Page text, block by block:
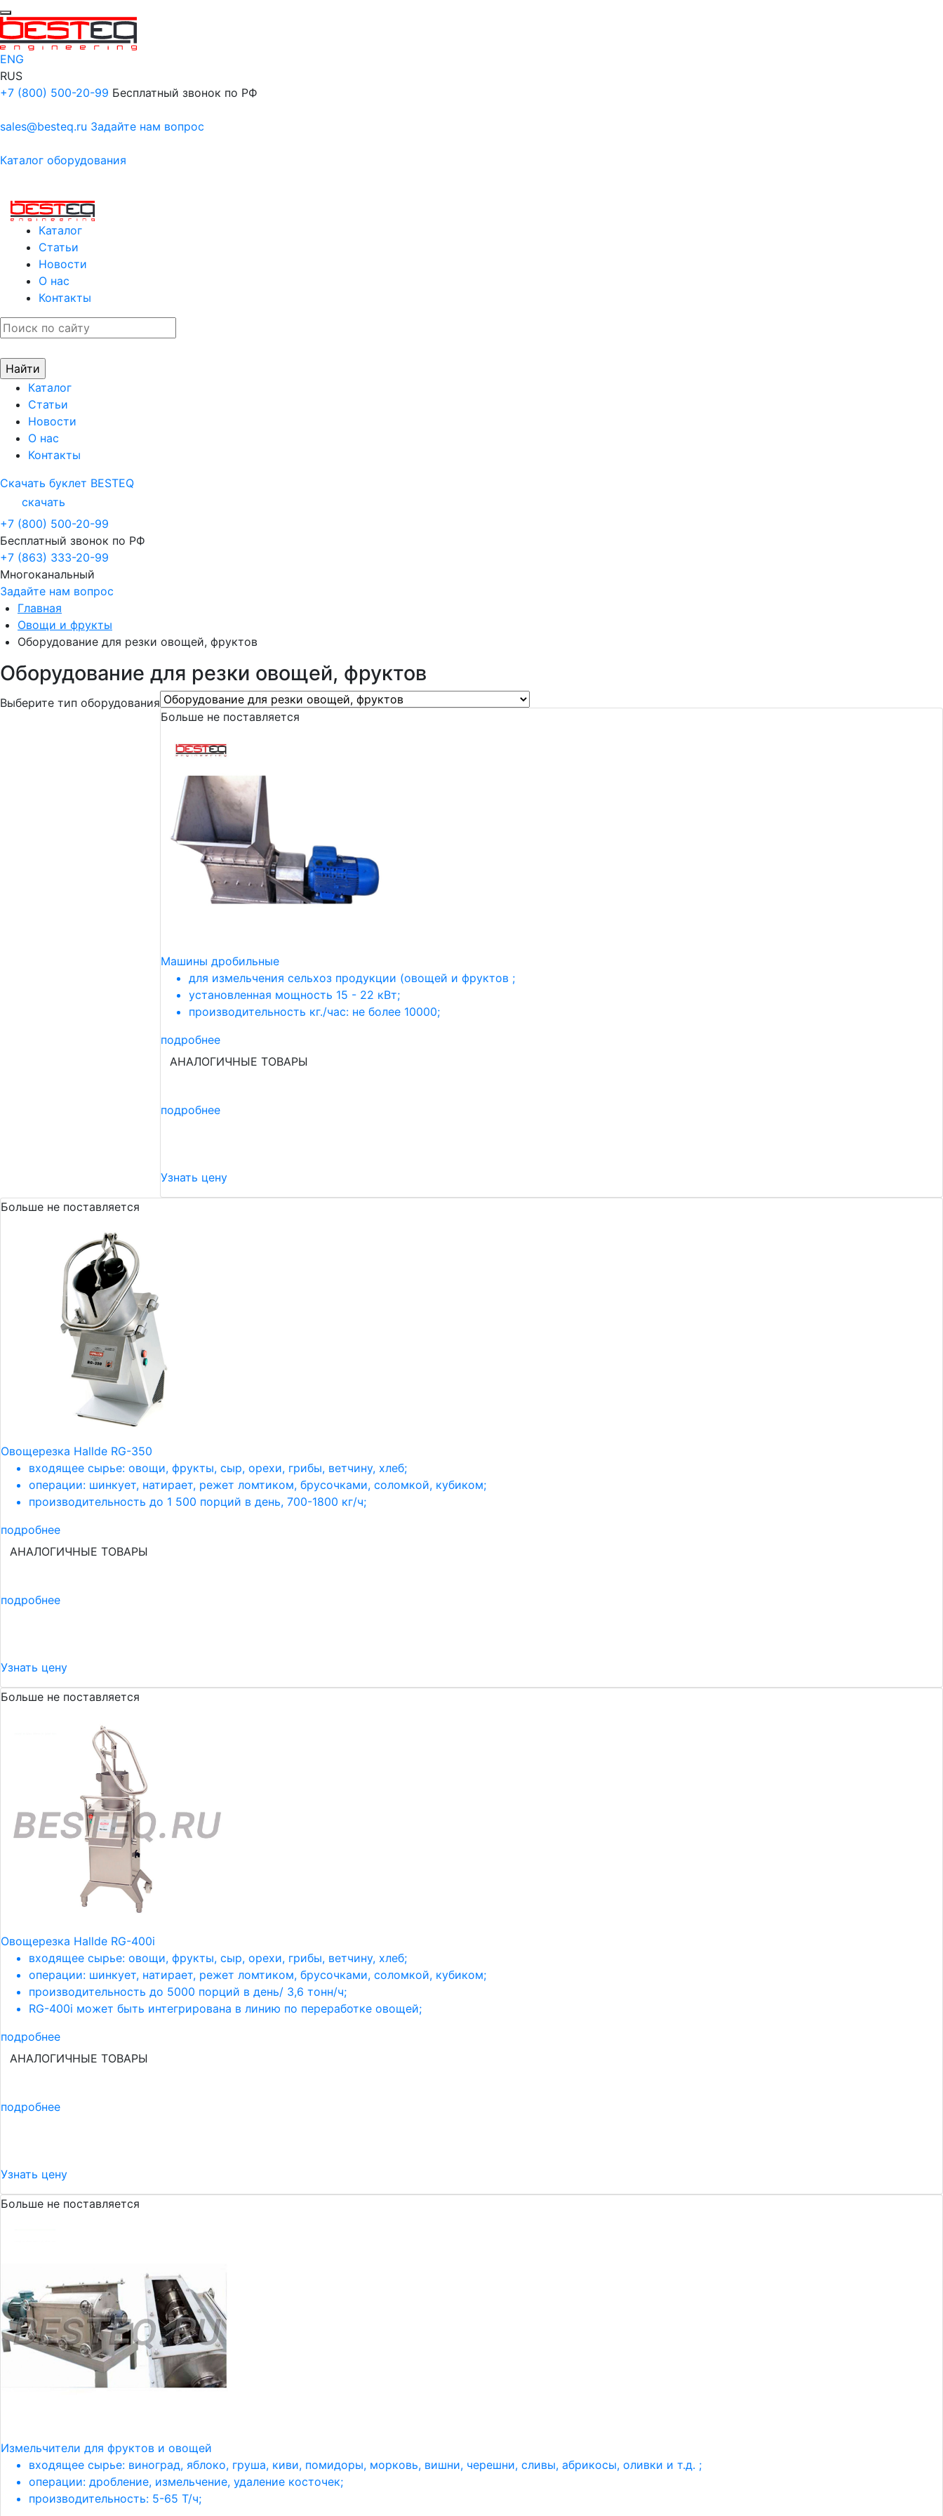
ENG
RUS
+7 (800) 500-20-99 Бесплатный звонок по РФ
sales@besteq.ru Задайте нам вопрос
Каталог оборудования
Каталог
Статьи
Новости
О нас
Контакты
Каталог
Статьи
Новости
О нас
Контакты
Скачать буклет BESTEQ
скачать
+7 (800) 500-20-99
Бесплатный звонок по РФ
+7 (863) 333-20-99
Многоканальный
Задайте нам вопрос
Главная
Овощи и фрукты
Оборудование для резки овощей, фруктов
Оборудование для резки овощей, фруктов
Выберите тип оборудования
Больше не поставляется
Машины дробильные
для измельчения сельхоз продукции (овощей и фруктов ;
установленная мощность 15 - 22 кВт;
производительность кг./час: не более 10000;
подробнее
АНАЛОГИЧНЫЕ ТОВАРЫ
подробнее
Узнать цену
Больше не поставляется
Овощерезка Hallde RG-350
входящее сырье: овощи, фрукты, сыр, орехи, грибы, ветчину, хлеб;
операции: шинкует, натирает, режет ломтиком, брусочками, соломкой, кубиком;
производительность до 1 500 порций в день, 700-1800 кг/ч;
подробнее
АНАЛОГИЧНЫЕ ТОВАРЫ
подробнее
Узнать цену
Больше не поставляется
Овощерезка Hallde RG-400i
входящее сырье: овощи, фрукты, сыр, орехи, грибы, ветчину, хлеб;
операции: шинкует, натирает, режет ломтиком, брусочками, соломкой, кубиком;
производительность до 5000 порций в день/ 3,6 тонн/ч;
RG-400i может быть интегрирована в линию по переработке овощей;
подробнее
АНАЛОГИЧНЫЕ ТОВАРЫ
подробнее
Узнать цену
Больше не поставляется
Измельчители для фруктов и овощей
входящее сырье: виноград, яблоко, груша, киви, помидоры, морковь, вишни, черешни, сливы, абрикосы, оливки и т.д. ;
операции: дробление, измельчение, удаление косточек;
производительность: 5-65 Т/ч;